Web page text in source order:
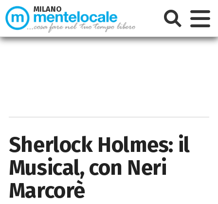
Sherlock Holmes: il
Musical, con Neri
Marcorè
MILANO